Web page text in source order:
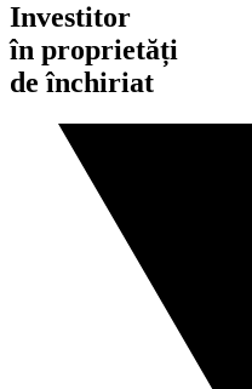
Investitor
în proprietăți
de închiriat